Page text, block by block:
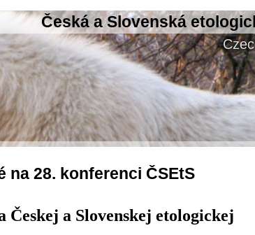
Česká a Slovenská
na 28. konferenci ČSEtS
Českej a Slovenskej etologickej